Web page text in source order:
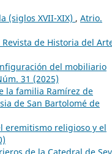
(siglos XVII-XIX) , Atrio.
de Historia del
del mobiliario
31 (2025)
la familia Ramírez de
de San Bartolomé de
eremitismo religioso y el
de la Catedral de